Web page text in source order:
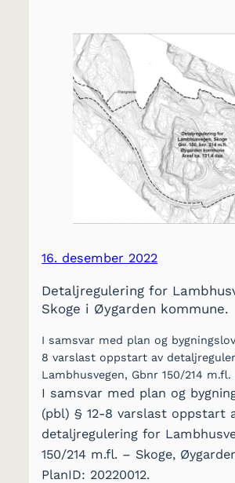
16. desember 2022
Detaljregulering for
Skoge i Øygarden kommune.
I samsvar med plan og
8 varslast oppstart av
Lambhusvegen, Gbnr 150/214
I samsvar med plan og
(pbl) § 12-8 varslast oppstart
detaljregulering for
150/214 m.fl. – Skoge,
PlanID: 20220012.